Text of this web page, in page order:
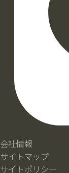
会社情報
サイトマップ
サイトポリシー